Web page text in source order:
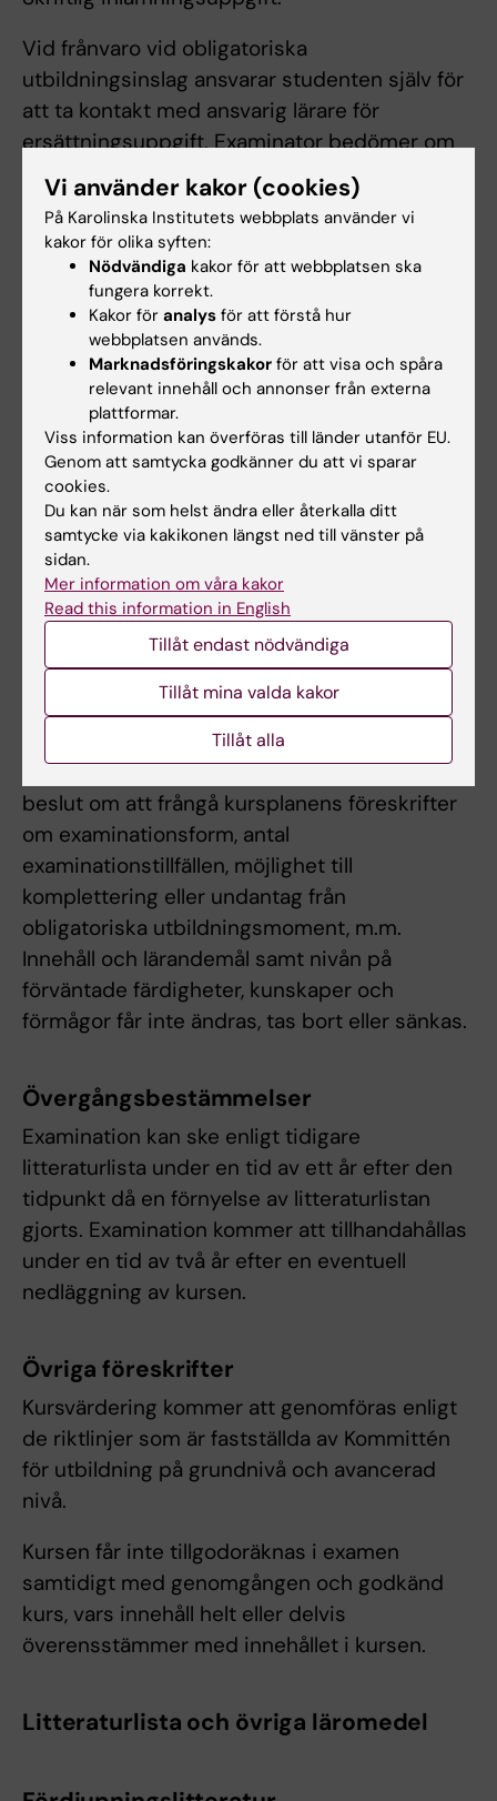
Vid frånvaro vid obligatoriska
utbildningsinslag ansvarar studenten själv för
att ta kontakt med ansvarig lärare för
ersättningsuppgift. Examinator bedömer om
och i så fall hur frånvaro från obligatoriska
utbildningsinslag kan tas igen. Innan
studenten deltagit i de obligatoriska
utbildningsinslagen eller tagit igen frånvaro i
enlighet med examinators anvisningar kan
inte studieresultaten slutrapporteras.
Frånvaro från ett obligatoriskt
utbildningsinslag kan innebära att den
studerande inte kan ta igen tillfället förrän
nästa gång kursen ges.
En examinerande uppgift som lämnas in för
sent är ogiltig och ska inte ingå i
examinationsunderlaget vid betygsbeslutet.
Examinator har dock möjlighet att ta hänsyn
till om studenten har särskilda skäl för
förseningen.
Om det föreligger särskilda skäl, eller behov av
anpassning för student med
funktionsnedsättning får examinator fatta
beslut om att frångå kursplanens föreskrifter
om examinationsform, antal
examinationstillfällen, möjlighet till
komplettering eller undantag från
obligatoriska utbildningsmoment, m.m.
Innehåll och lärandemål samt nivån på
förväntade färdigheter, kunskaper och
förmågor får inte ändras, tas bort eller sänkas.
Övergångsbestämmelser
Examination kan ske enligt tidigare
litteraturlista under en tid av ett år efter den
tidpunkt då en förnyelse av litteraturlistan
gjorts. Examination kommer att tillhandahållas
under en tid av två år efter en eventuell
nedläggning av kursen.
Övriga föreskrifter
Kursvärdering kommer att genomföras enligt
de riktlinjer som är fastställda av Kommittén
för utbildning på grundnivå och avancerad
nivå.
Kursen får inte tillgodoräknas i examen
samtidigt med genomgången och godkänd
kurs, vars innehåll helt eller delvis
överensstämmer med innehållet i kursen.
Litteraturlista och övriga läromedel
Vi använder kakor (cookies)
På Karolinska Institutets webbplats använder vi
kakor för olika syften:
Nödvändiga kakor för att webbplatsen ska
fungera korrekt.
Kakor för analys för att förstå hur
webbplatsen används.
Marknadsföringskakor för att visa och spåra
relevant innehåll och annonser från externa
plattformar.
Viss information kan överföras till länder utanför EU.
Genom att samtycka godkänner du att vi sparar
cookies.
Du kan när som helst ändra eller återkalla ditt
samtycke via kakikonen längst ned till vänster på
sidan.
Mer information om våra kakor
Read this information in English
Tillåt endast nödvändiga
Tillåt mina valda kakor
Tillåt alla